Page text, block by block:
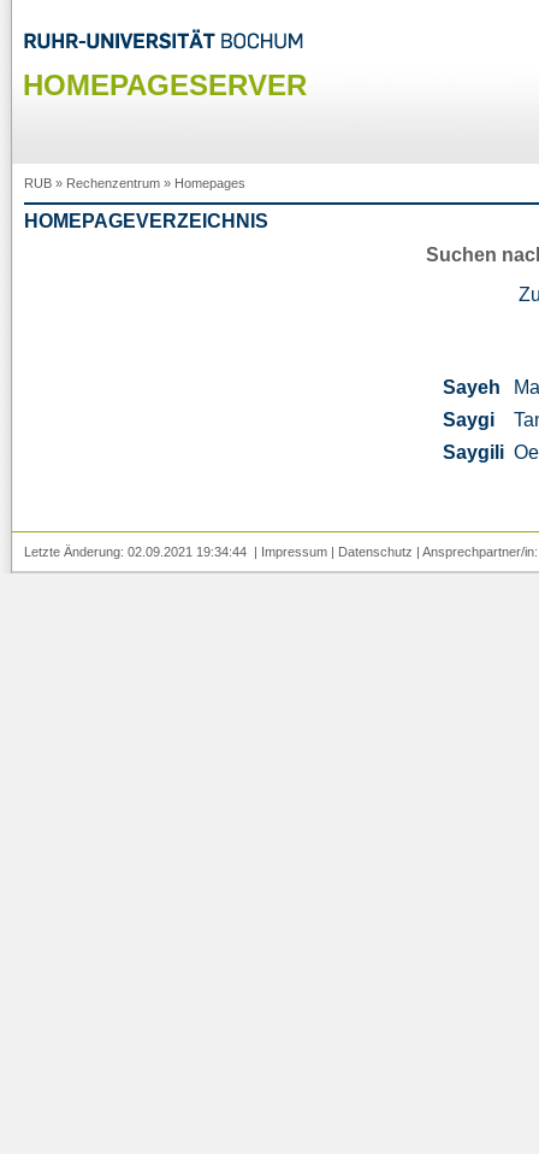
HOMEPAGESERVER
RUB » Rechenzentrum » Homepages
HOMEPAGEVERZEICHNIS
Suchen
Sayeh
Saygi
Saygili
Letzte Änderung: 02.09.2021 19:34:44 | Impressum | Datenschutz | Ansprechpartner/